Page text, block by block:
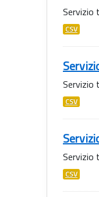
Servizio
CSV
Servizio
CSV
Servizio
CSV